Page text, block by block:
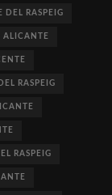
DEL RASPEIG
ALICANTE
RASPEIG
RASPEIG